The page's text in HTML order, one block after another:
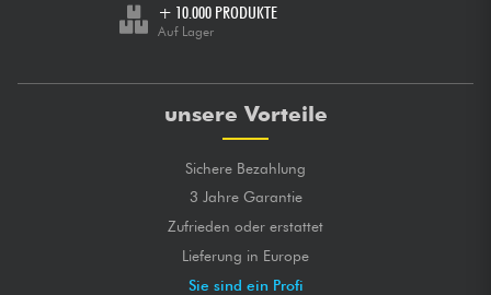
+ 10.000 PRODUKTE
Auf Lager
unsere Vorteile
Sichere Bezahlung
3 Jahre Garantie
Zufrieden oder erstattet
Lieferung in Europe
Sie sind ein Profi